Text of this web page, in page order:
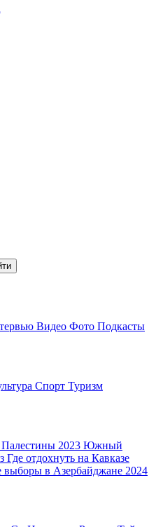
Видео Фото Подкасты
Спорт Туризм
2023 Южный
Где отдохнуть на Кавказе
выборы в Азербайджане 2024